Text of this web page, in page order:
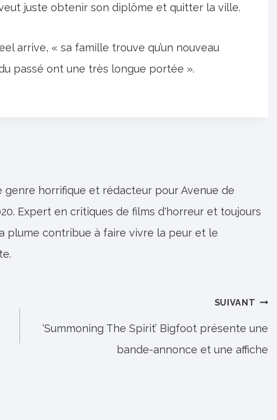
juste obtenir son diplôme et quitter la ville.
arrive, « sa famille trouve qu’un nouveau
passé ont une très longue portée ».
genre horrifique et rédacteur pour Avenue de
Expert en critiques de films d'horreur et toujours
plume contribue à faire vivre la peur et le
SUIVANT
‘Summoning The Spirit’ Bigfoot présente une
bande-annonce et une affiche